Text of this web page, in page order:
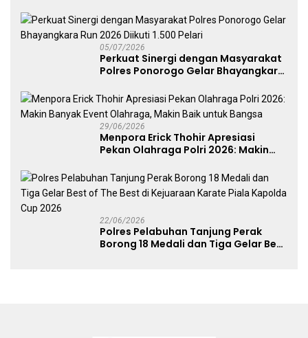
05/07/2026
Perkuat Sinergi dengan Masyarakat
Polres Ponorogo Gelar Bhayangkara
29/06/2026
Menpora Erick Thohir Apresiasi
Pekan Olahraga Polri 2026: Makin
untuk Bangsa
22/06/2026
Polres Pelabuhan Tanjung Perak
Borong 18 Medali dan Tiga Gelar Best